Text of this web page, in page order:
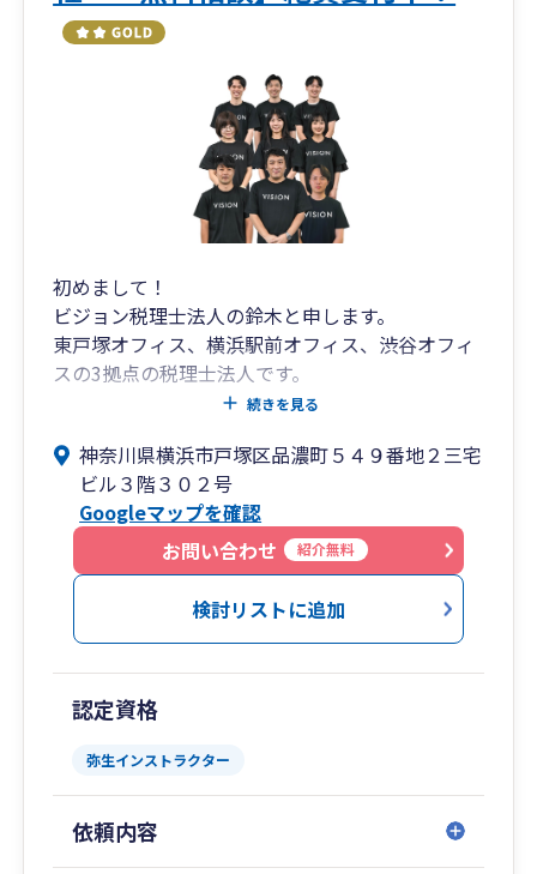
初めまして！
ビジョン税理士法人の鈴木と申します。
東戸塚オフィス、横浜駅前オフィス、渋谷オフィ
スの3拠点の税理士法人です。
JR東戸塚駅 東口徒歩3分 スシローのビル
横浜駅前オフィス
JR横浜駅西口 横浜市営地下鉄「横浜」駅 徒歩1分
渋谷駅[井の頭線西口]徒歩2分
弊社では、銀行からの資金調達のサポートや通常
の税理士サービス（記帳、決算、確定申告）に加
え、未来会計、将来を見据えた成長サポートを行
っております。
続きを見る
神奈川県横浜市戸塚区品濃町５４９番地２三宅
ビル３階３０２号
Googleマップを確認
お問い合わせ
紹介無料
検討リストに追加
認定資格
弥生インストラクター
依頼内容